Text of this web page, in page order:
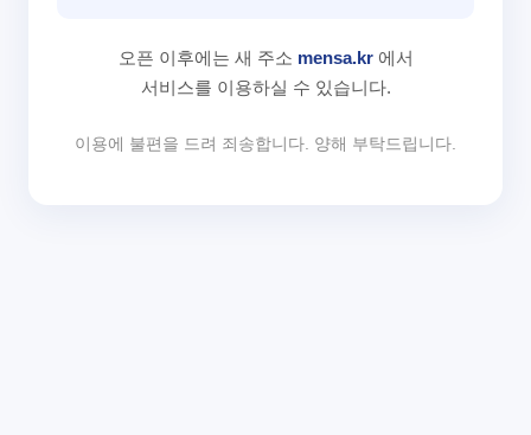
오픈 이후에는 새 주소 mensa.kr에서
서비스를 이용하실 수 있습니다.
이용에 불편을 드려 죄송합니다. 양해 부탁드립니다.